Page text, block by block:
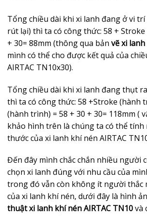
Tổng chiều dài khi xi lanh đang ở vi
rút lại) thì ta có công thức: 58 +
+ 30= 88mm (thông qua bản vẽ xi
mình có thể cho được kết quả của
AIRTAC TN10x30).
Tổng chiều dài khi xi lanh đang thụt
thì ta có công thức: 58 +Stroke (hành
(hành trình) = 58 + 30 + 30= 118mm (
khảo hình trên là chúng ta có thể tính
thước của xi lanh khí nén AIRTAC
Đến đây mình chắc chắn nhiều người
chọn xi lanh đúng với nhu cầu của
trong đó vẫn còn không ít người thắc
của xi lanh khí nén, dưới đây là hình
thuật xi lanh khí nén AIRTAC TN10và